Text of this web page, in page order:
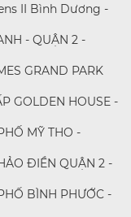
II Bình Dương -
- QUẬN 2 -
GRAND PARK
GOLDEN HOUSE -
MỸ THO -
ĐIỀN QUẬN 2 -
BÌNH PHƯỚC -